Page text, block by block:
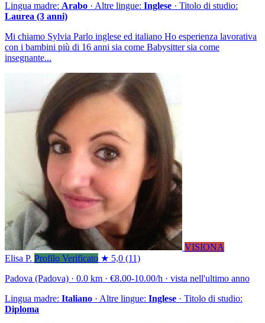
Lingua madre: Arabo · Altre lingue: Inglese · Titolo di studio:
Laurea (3 anni)
Mi chiamo Sylvia Parlo inglese ed italiano Ho esperienza lavorativa
con i bambini più di 16 anni sia come Babysitter sia come
insegnante...
VISIONA
Elisa P. Profilo Verificato ★ 5,0 (11)
Padova (Padova) · 0.0 km · €8.00-10.00/h · vista nell'ultimo anno
Lingua madre: Italiano · Altre lingue: Inglese · Titolo di studio:
Diploma